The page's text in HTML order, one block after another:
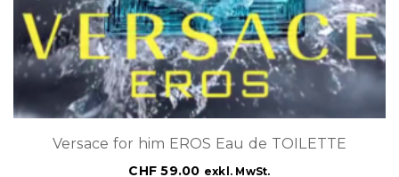
Versace for him EROS Eau de TOILETTE
CHF 59.00 exkl. MwSt.